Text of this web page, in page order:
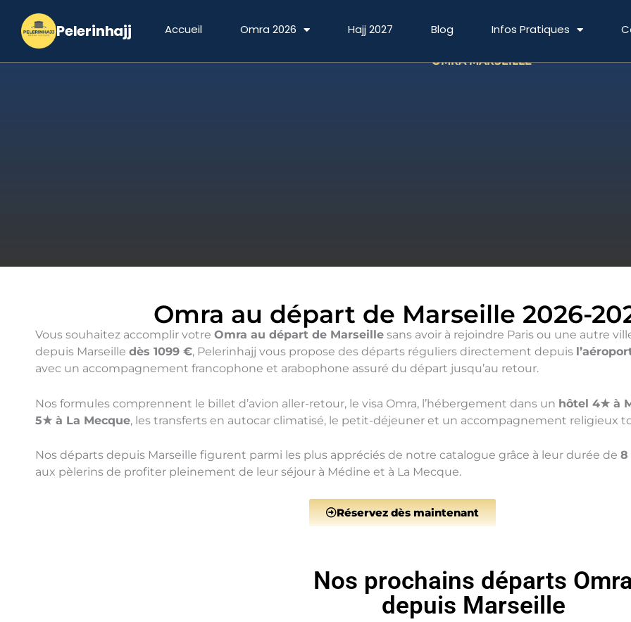
contenu
Accueil Omra 2026 Hajj 2027 Blog Infos Pratiques
OMRA MARSEILLE
Omra au départ de Marseille 2026-
Vous souhaitez accomplir votre Omra au départ de Marseille sans avoir à rejoindre Paris ou une autre
depuis Marseille dès 1099 €, Pelerinhajj vous propose des départs réguliers directement depuis
avec un accompagnement francophone et arabophone assuré du départ jusqu’au retour.
Nos formules comprennent le billet d’avion aller-retour, le visa Omra, l’hébergement dans un hôtel 4★ à
5★ à La Mecque, les transferts en autocar climatisé, le petit-déjeuner et un accompagnement religieux
Nos départs depuis Marseille figurent parmi les plus appréciés de notre catalogue grâce à leur durée de 8
aux pèlerins de profiter pleinement de leur séjour à Médine et à La Mecque.
Réservez dès maintenant
Nos prochains départs
depuis Marseille